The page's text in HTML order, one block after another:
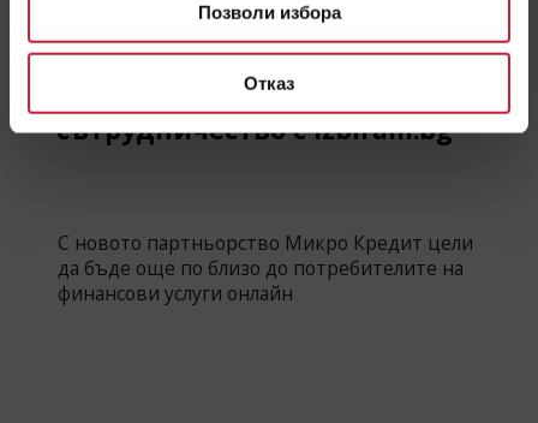
Позволи избора
Отказ
Микро Кредит в
сътрудничество с Izbiram.bg
С новото партньорство Микро Кредит цели
да бъде още по близо до потребителите на
финансови услуги онлайн